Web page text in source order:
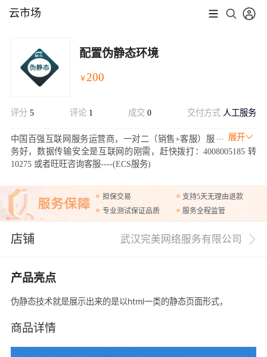
云市场
配置伪静态环境
￥ 200
评分 5 评论 1 成交0 交付方式 人工服务
展开
中国百强互联网服务运营商，一对二（销售+客服）服
务好，数据传输安全是互联网的刚需，赶快拨打：4008005185 转
10275 或者旺旺咨询客服----(ECS服务)
担保交易
支持5天无理由退款
专业测试保证品质
服务全程监管
店铺 武汉完美网络服务有限公司
产品亮点
伪静态技术就是展示出来的是以html一类的静态页面形式，
商品详情